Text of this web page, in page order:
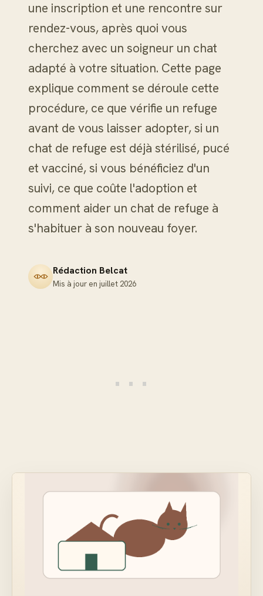
une inscription et une rencontre sur
rendez-vous, après quoi vous
cherchez avec un soigneur un chat
adapté à votre situation. Cette page
explique comment se déroule cette
procédure, ce que vérifie un refuge
avant de vous laisser adopter, si un
chat de refuge est déjà stérilisé, pucé
et vacciné, si vous bénéficiez d'un
suivi, ce que coûte l'adoption et
comment aider un chat de refuge à
s'habituer à son nouveau foyer.
Rédaction Belcat
Mis à jour en juillet 2026